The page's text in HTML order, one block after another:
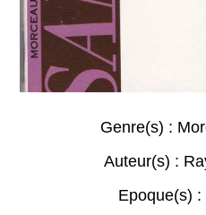
Genre(s) :
Auteur(s) :
Epoque(s) :